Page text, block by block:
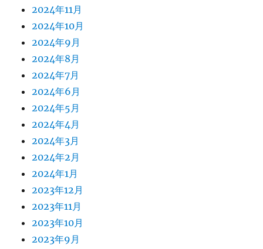
2024年11月
2024年10月
2024年9月
2024年8月
2024年7月
2024年6月
2024年5月
2024年4月
2024年3月
2024年2月
2024年1月
2023年12月
2023年11月
2023年10月
2023年9月